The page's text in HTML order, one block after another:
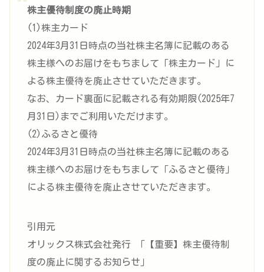
株主優待制度の廃止時期
(1)株主カード
2024年3月31日時点の当社株主名簿に記載のある
株主様へのお届けをもちまして「株主カード」に
よる株主優待を廃止させていただきます。
なお、カード裏面に記載される有効期限(2025年7
月31日)までご利用いただけます。
(2)ふるさと優待
2024年3月31日時点の当社株主名簿に記載のある
株主様へのお届けをもちまして「ふるさと優待」
による株主優待を廃止させていただきます。
引用元
オリックス株式会社発行 ｢【重要】株主優待制
度の廃止に関するお知らせ｣